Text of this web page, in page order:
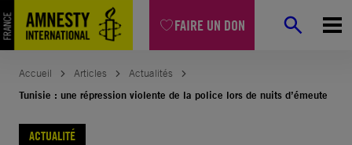
FAIRE UN DON
Aller
au
contenu
Accueil Articles
Actualités
Tunisie : une répression violente de la police lors de nuits d’émeute
ACTUALITÉ